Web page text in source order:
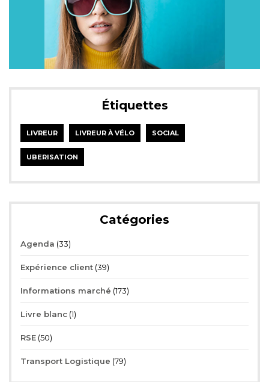
Étiquettes
LIVREUR LIVREUR À VÉLO SOCIAL
UBERISATION
Catégories
Agenda (33)
Expérience client (39)
Informations marché (173)
Livre blanc (1)
RSE (50)
Transport Logistique (79)